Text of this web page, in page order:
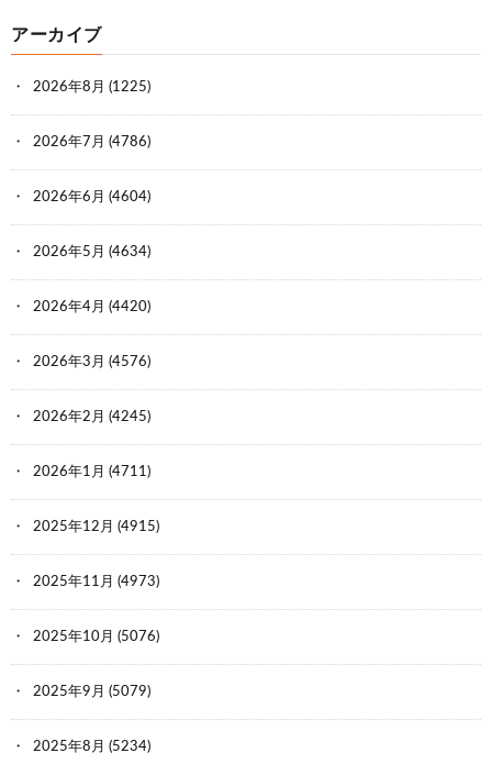
アーカイブ
2026年8月 (1225)
2026年7月 (4786)
2026年6月 (4604)
2026年5月 (4634)
2026年4月 (4420)
2026年3月 (4576)
2026年2月 (4245)
2026年1月 (4711)
2025年12月 (4915)
2025年11月 (4973)
2025年10月 (5076)
2025年9月 (5079)
2025年8月 (5234)